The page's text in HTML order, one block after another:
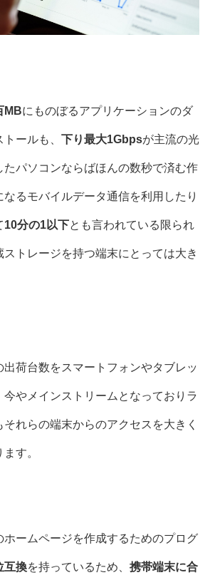
MBにものぼるアプリケーションのダ
ールも、 下り最大1Gbpsが主流の光
たパソコンならばほんの数秒で済む作
るモバイルデータ通信を利用したり
10分の1以下とも言われている限られ
トレージを持つ端末にとっては大き
荷台数をスマートフォンやタブレッ
今やメインストリームとなっておりラ
れらの端末からのアクセスを大きく
す。
ホームページを作成するためのプログ
互換を持っているため、 携帯端末に合